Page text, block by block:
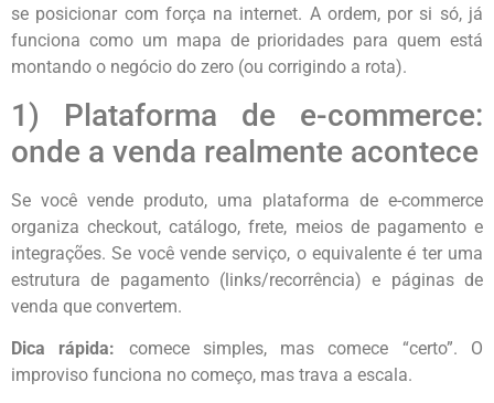
se posicionar com força na internet. A ordem, por si só, já
funciona como um mapa de prioridades para quem está
montando o negócio do zero (ou corrigindo a rota).
1) Plataforma de e-commerce:
onde a venda realmente acontece
Se você vende produto, uma plataforma de e-commerce
organiza checkout, catálogo, frete, meios de pagamento e
integrações. Se você vende serviço, o equivalente é ter uma
estrutura de pagamento (links/recorrência) e páginas de
venda que convertem.
Dica rápida: comece simples, mas comece “certo”. O
improviso funciona no começo, mas trava a escala.